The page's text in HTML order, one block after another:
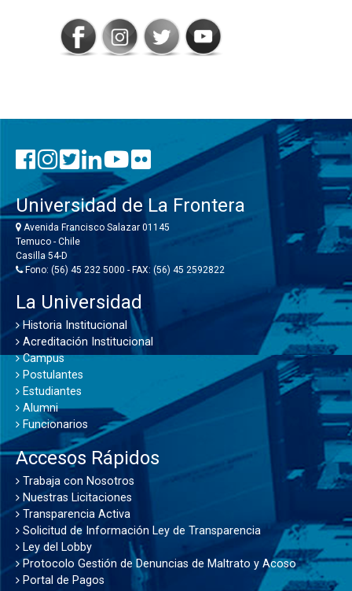
Universidad de La Frontera
Avenida Francisco Salazar 01145
Temuco - Chile
Casilla 54-D
Fono: (56) 45 232 5000 - FAX: (56) 45 2592822
La Universidad
Historia Institucional
Acreditación Institucional
Campus
Postulantes
Estudiantes
Alumni
Funcionarios
Accesos Rápidos
Trabaja con Nosotros
Nuestras Licitaciones
Transparencia Activa
Solicitud de Información Ley de Transparencia
Ley del Lobby
Protocolo Gestión de Denuncias de Maltrato y Acoso
Portal de Pagos